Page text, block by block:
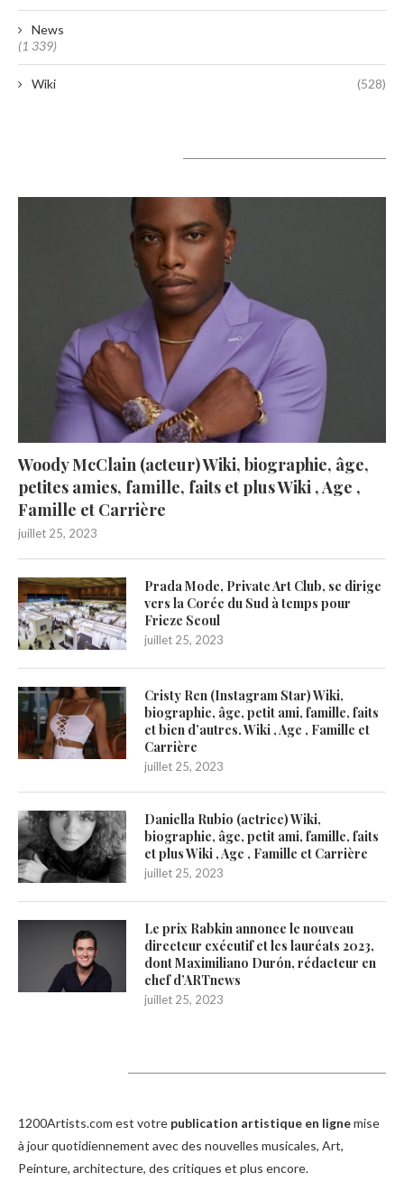
News
(1 339)
Wiki (528)
Woody McClain (acteur) Wiki, biographie, âge,
petites amies, famille, faits et plus Wiki , Age ,
Famille et Carrière
juillet 25, 2023
Prada Mode, Private Art Club, se dirige
vers la Corée du Sud à temps pour
Frieze Seoul
juillet 25, 2023
Cristy Ren (Instagram Star) Wiki,
biographie, âge, petit ami, famille, faits
et bien d’autres. Wiki , Age , Famille et
Carrière
juillet 25, 2023
Daniella Rubio (actrice) Wiki,
biographie, âge, petit ami, famille, faits
et plus Wiki , Age , Famille et Carrière
juillet 25, 2023
Le prix Rabkin annonce le nouveau
directeur exécutif et les lauréats 2023,
dont Maximiliano Durón, rédacteur en
chef d’ARTnews
juillet 25, 2023
1200Artists.com est votre publication artistique en lignemise
à jour quotidiennement avec des nouvelles musicales, Art,
Peinture, architecture, des critiques et plus encore.